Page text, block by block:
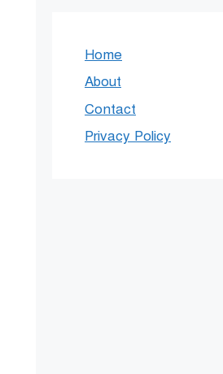
Home
About
Contact
Privacy Policy